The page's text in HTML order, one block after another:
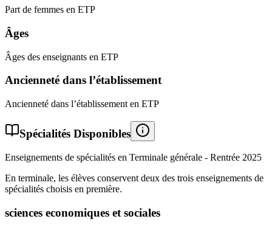
Part de femmes en ETP
Âges
Âges des enseignants en ETP
Ancienneté dans l’établissement
Ancienneté dans l’établissement en ETP
Spécialités Disponibles
Enseignements de spécialités en Terminale générale - Rentrée 2025
En terminale, les élèves conservent deux des trois enseignements de
spécialités choisis en première.
sciences economiques et sociales